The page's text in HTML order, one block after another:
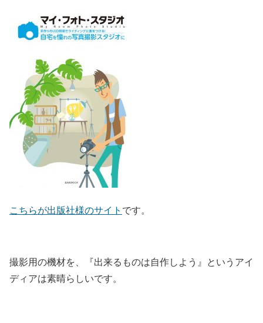
こちらが出版社様のサイト です。
撮影用の機材を、『出来るものは自作しよう』というアイ
ディアは素晴らしいです。